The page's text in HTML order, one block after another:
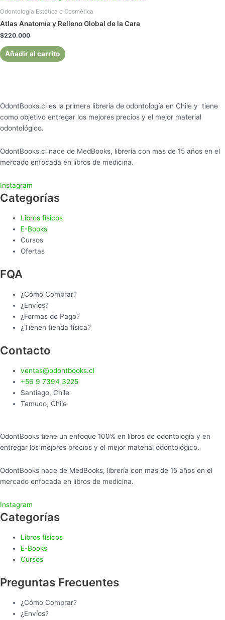
Odontología Estética o Cosmética
Atlas Anatomía y Relleno Global de la Cara
$220.000
Añadir al carrito
OdontBooks.cl es la primera librería de odontología en Chile y tiene
como objetivo entregar los mejores precios y el mejor material
odontológico.
OdontBooks.cl nace de MedBooks, librería con mas de 15 años en el
mercado enfocada en libros de medicina.
Instagram
Categorías
Libros físicos
E-Books
Cursos
Ofertas
FQA
¿Cómo Comprar?
¿Envíos?
¿Formas de Pago?
¿Tienen tienda física?
Contacto
ventas@odontbooks.cl
+56 9 7394 3225
Santiago, Chile
Temuco, Chile
OdontBooks tiene un enfoque 100% en libros de odontología y en
entregar los mejores precios y el mejor material odontológico.
OdontBooks nace de MedBooks, librería con mas de 15 años en el
mercado enfocada en libros de medicina.
Instagram
Categorías
Libros físicos
E-Books
Cursos
Preguntas Frecuentes
¿Cómo Comprar?
¿Envíos?